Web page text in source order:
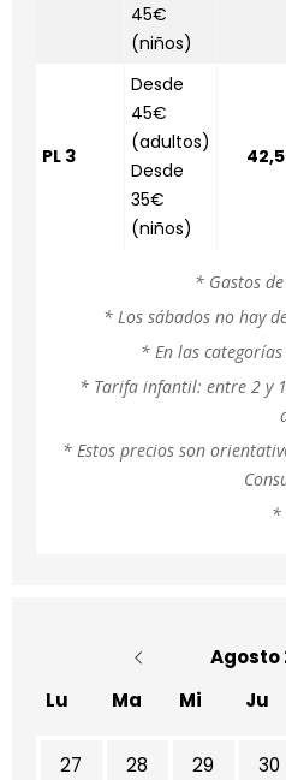
45€
(niños)
PL 3
Desde
45€
(adultos)
Desde
35€
(niños)
* Gastos
* Los sábados no hay
* En las
* Tarifa infantil: entre 2 y
* Estos precios son
*
Agosto
Lu
Ma Mi Ju
No hay ninguna actividad
27 28 29 30